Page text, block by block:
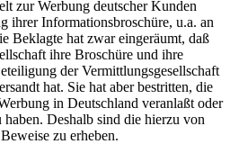
zur Werbung deutscher Kunden
ihrer Informationsbroschüre, u.a. an
Beklagte hat zwar eingeräumt, daß
ihre Broschüre und ihre
der Vermittlungsgesellschaft
hat. Sie hat aber bestritten, die
in Deutschland veranlaßt oder
Deshalb sind die hierzu von
zu erheben.